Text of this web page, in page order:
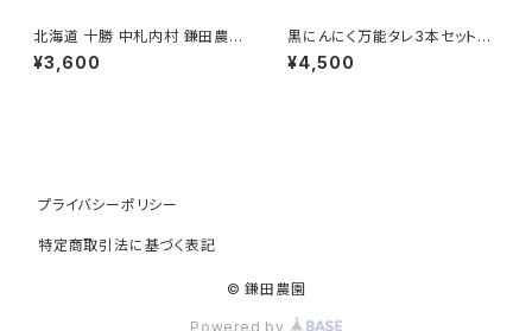
北海道 十勝 中札内村 鎌田農園
の至高にんにく
¥3,600
黒にんにく万能タレ3本セット
【送料無料】
¥4,500
プライバシーポリシー
特定商取引法に基づく表記
© 鎌田農園
Powered by